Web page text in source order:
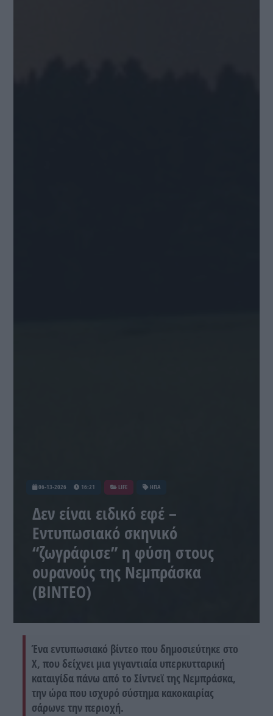
06-13-2026 16:21 LIFE ΗΠΑ
Δεν είναι ειδικό εφέ –
Εντυπωσιακό σκηνικό
“ζωγράφισε” η φύση στους
ουρανούς της Νεμπράσκα
(ΒΙΝΤΕΟ)
Ένα εντυπωσιακό βίντεο που δημοσιεύτηκε στο
Χ, που δείχνει μια γιγαντιαία υπερκυτταρική
καταιγίδα πάνω από το Σίντνεϊ της Νεμπράσκα,
την ώρα που ισχυρό σύστημα κακοκαιρίας
σάρωνε την περιοχή.